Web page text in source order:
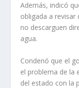
Además, indicó
obligada a revisar
no descarguen
agua.
Condenó que el
el problema de la
del estado con la